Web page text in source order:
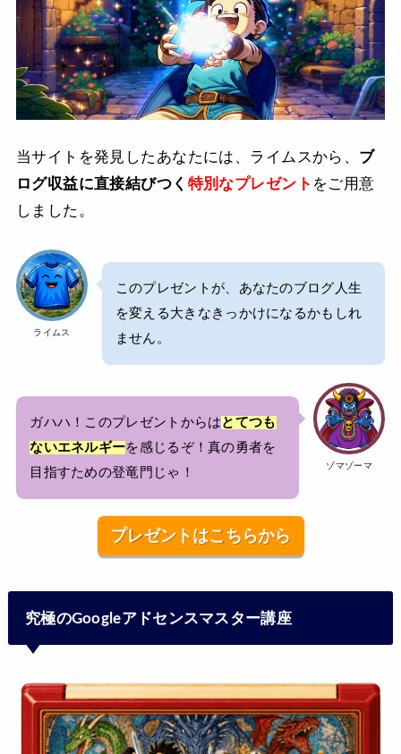
当サイトを発見したあなたには、ライムスから、 ブ
ログ収益に直接結びつく 特別なプレゼント をご用意
しました。
ライムス
このプレゼントが、 あなたのブログ人生
を変える大きなきっかけになるかもしれ
ません。
ゾマゾーマ
ガハハ！このプレゼントからは とてつも
ないエネルギーを感じるぞ！真の勇者を
目指すための登竜門じゃ！
プレゼントはこちらから
究極のGoogleアドセンスマスター講座